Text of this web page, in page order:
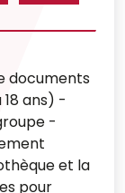
documents
ans) -
-
et la
pour